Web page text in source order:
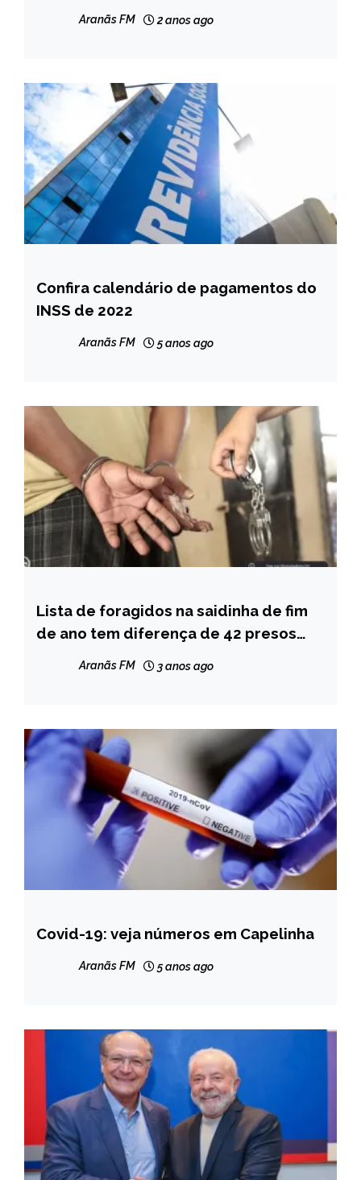
Aranãs FM 2 anos ago
BRASIL
NOTÍCIAS
Confira calendário de pagamentos do
INSS de 2022
Aranãs FM 5 anos ago
MINAS
GERAIS
NOTÍCIAS
Lista de foragidos na saidinha de fim
de ano tem diferença de 42 presos
Aranãs FM 3 anos ago
CAPELINHA
NOTÍCIAS
Covid-19: veja números em Capelinha
Aranãs FM 5 anos ago